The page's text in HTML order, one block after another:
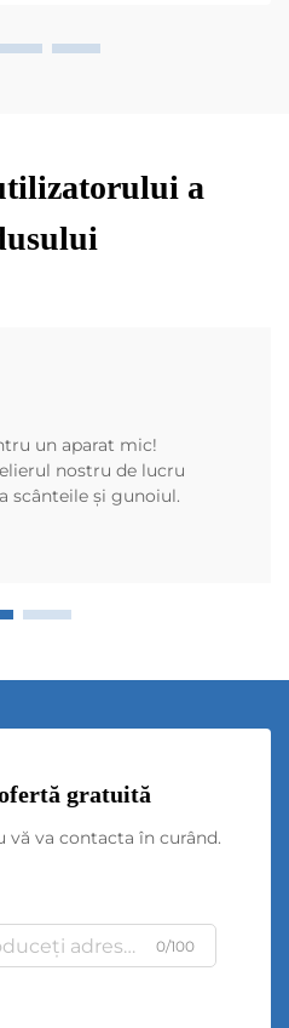
a
un aparat mic!
nostru de lucru
scânteile și gunoiul.
gratuită
vă va contacta în curând.
0/100